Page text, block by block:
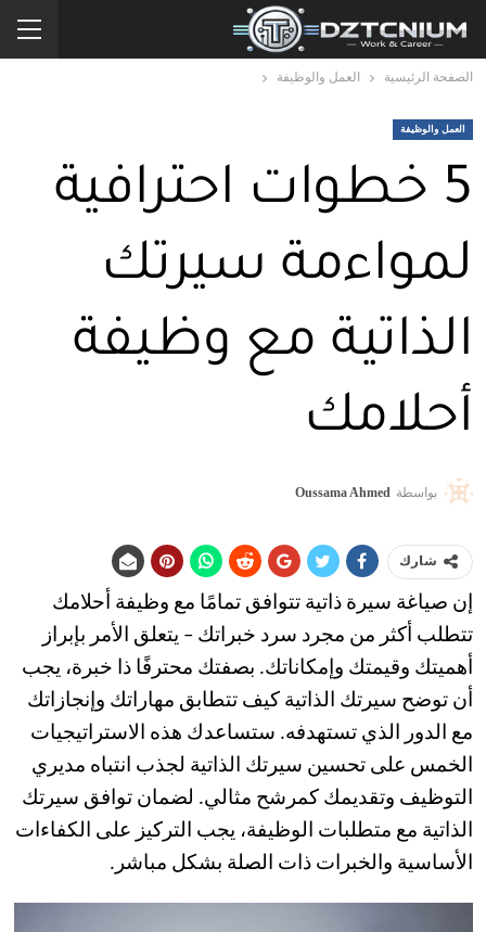
الصفحة الرئيسية العمل والوظيفة
العمل والوظيفة
5 خطوات احترافية
لمواءمة سيرتك
الذاتية مع وظيفة
أحلامك
بواسطة Oussama Ahmed
شارك
إن صياغة سيرة ذاتية تتوافق تمامًا مع وظيفة أحلامك
تتطلب أكثر من مجرد سرد خبراتك – يتعلق الأمر بإبراز
أهميتك وقيمتك وإمكاناتك. بصفتك محترفًا ذا خبرة، يجب
أن توضح سيرتك الذاتية كيف تتطابق مهاراتك وإنجازاتك
مع الدور الذي تستهدفه. ستساعدك هذه الاستراتيجيات
الخمس على تحسين سيرتك الذاتية لجذب انتباه مديري
التوظيف وتقديمك كمرشح مثالي. لضمان توافق سيرتك
الذاتية مع متطلبات الوظيفة، يجب التركيز على الكفاءات
الأساسية والخبرات ذات الصلة بشكل مباشر.